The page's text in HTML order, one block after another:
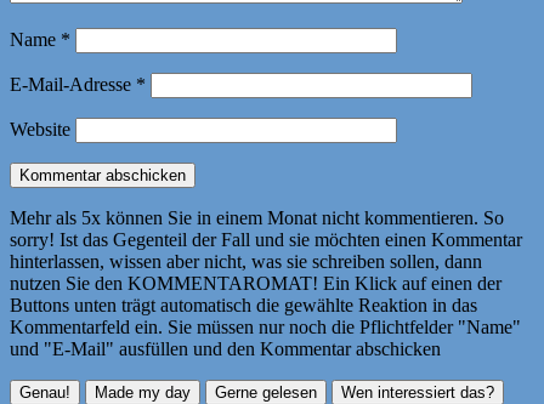
Name *
E-Mail-Adresse *
Website
Mehr als 5x können Sie in einem Monat nicht kommentieren. So
sorry! Ist das Gegenteil der Fall und sie möchten einen Kommentar
hinterlassen, wissen aber nicht, was sie schreiben sollen, dann
nutzen Sie den KOMMENTAROMAT! Ein Klick auf einen der
Buttons unten trägt automatisch die gewählte Reaktion in das
Kommentarfeld ein. Sie müssen nur noch die Pflichtfelder "Name"
und "E-Mail" ausfüllen und den Kommentar abschicken